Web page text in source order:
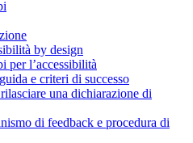
by design
per l’accessibilità
e criteri di successo
una dichiarazione di
di feedback e procedura di